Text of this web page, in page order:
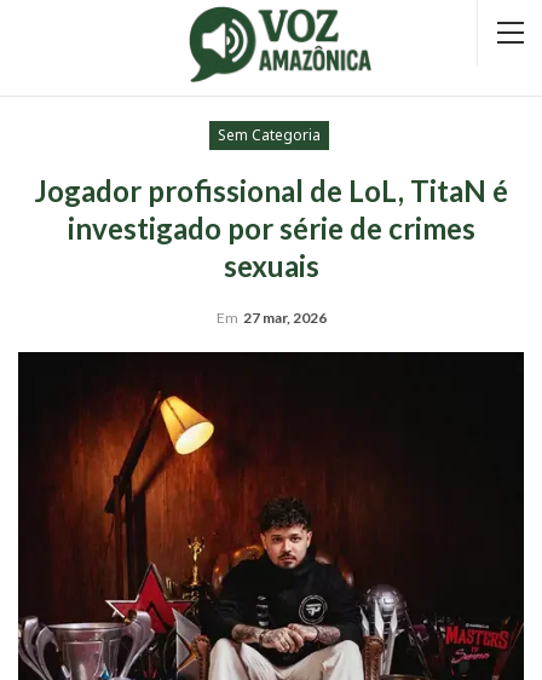
Sem Categoria
Jogador profissional de LoL, TitaN é
investigado por série de crimes
sexuais
Em 27 mar, 2026